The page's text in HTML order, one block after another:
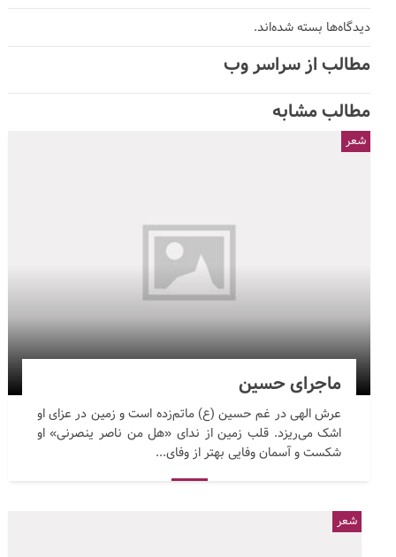
دیدگاه‌ها بسته شده‌اند.
مطالب از سراسر وب
مطالب مشابه
ماجرای حسین
عرش الهی در غم حسین (ع) ماتم‌زده است و زمین در عزای او
اشک می‌ریزد. قلب زمین از ندای «هل من ناصر ینصرنی» او
شکست و آسمان وفایی بهتر از وفای...
شعر
شعر